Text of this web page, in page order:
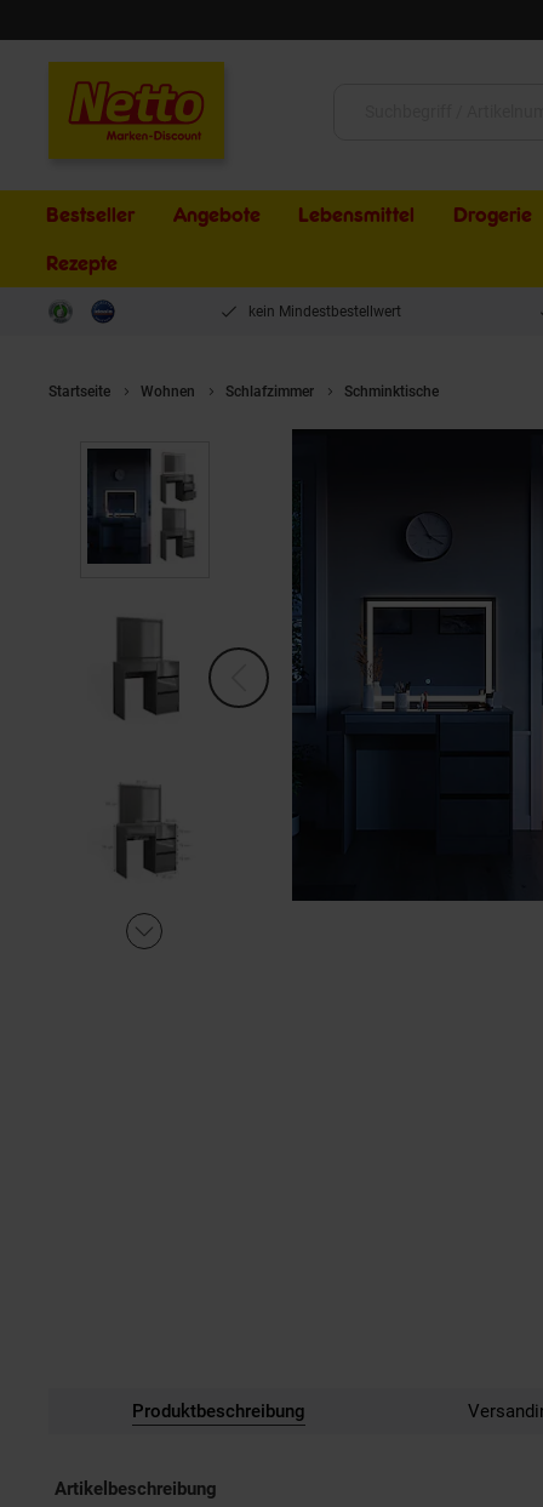
Bestseller Angebote Lebensmittel Drogerie
Rezepte
kein Mindestbestellwert
Startseite Wohnen Schlafzimmer Schminktische
Produktbeschreibung
Artikelbeschreibung